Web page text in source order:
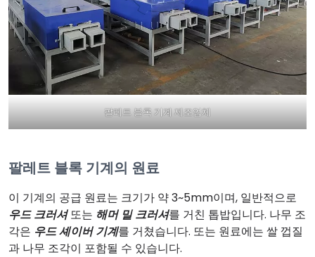
팔레트 블록 기계 제조업체
팔레트 블록 기계의 원료
이 기계의 공급 원료는 크기가 약 3~5mm이며, 일반적으로
우드 크러셔또는 해머 밀 크러셔를 거친 톱밥입니다. 나무 조
각은 우드 셰이버 기계를 거쳤습니다. 또는 원료에는 쌀 껍질
과 나무 조각이 포함될 수 있습니다.